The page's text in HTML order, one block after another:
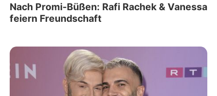
Nach Promi-Büßen: Rafi Rachek & Vanessa
feiern Freundschaft